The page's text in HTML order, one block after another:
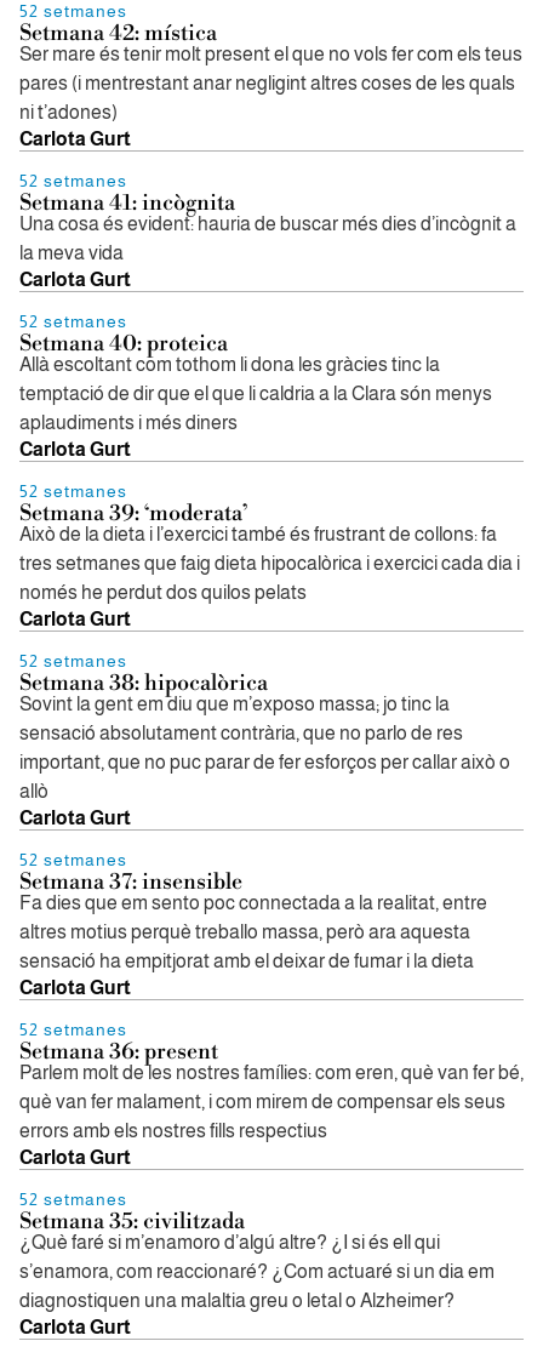
52 setmanes
Setmana 42: mística
Ser mare és tenir molt present el que no vols fer com els teus
pares (i mentrestant anar negligint altres coses de les quals
ni t’adones)
Carlota Gurt
52 setmanes
Setmana 41: incògnita
Una cosa és evident: hauria de buscar més dies d’incògnit a
la meva vida
Carlota Gurt
52 setmanes
Setmana 40: proteica
Allà escoltant com tothom li dona les gràcies tinc la
temptació de dir que el que li caldria a la Clara són menys
aplaudiments i més diners
Carlota Gurt
52 setmanes
Setmana 39: ‘moderata’
Això de la dieta i l’exercici també és frustrant de collons: fa
tres setmanes que faig dieta hipocalòrica i exercici cada dia i
només he perdut dos quilos pelats
Carlota Gurt
52 setmanes
Setmana 38: hipocalòrica
Sovint la gent em diu que m’exposo massa; jo tinc la
sensació absolutament contrària, que no parlo de res
important, que no puc parar de fer esforços per callar això o
allò
Carlota Gurt
52 setmanes
Setmana 37: insensible
Fa dies que em sento poc connectada a la realitat, entre
altres motius perquè treballo massa, però ara aquesta
sensació ha empitjorat amb el deixar de fumar i la dieta
Carlota Gurt
52 setmanes
Setmana 36: present
Parlem molt de les nostres famílies: com eren, què van fer bé,
què van fer malament, i com mirem de compensar els seus
errors amb els nostres fills respectius
Carlota Gurt
52 setmanes
Setmana 35: civilitzada
¿Què faré si m’enamoro d’algú altre? ¿I si és ell qui
s’enamora, com reaccionaré? ¿Com actuaré si un dia em
diagnostiquen una malaltia greu o letal o Alzheimer?
Carlota Gurt